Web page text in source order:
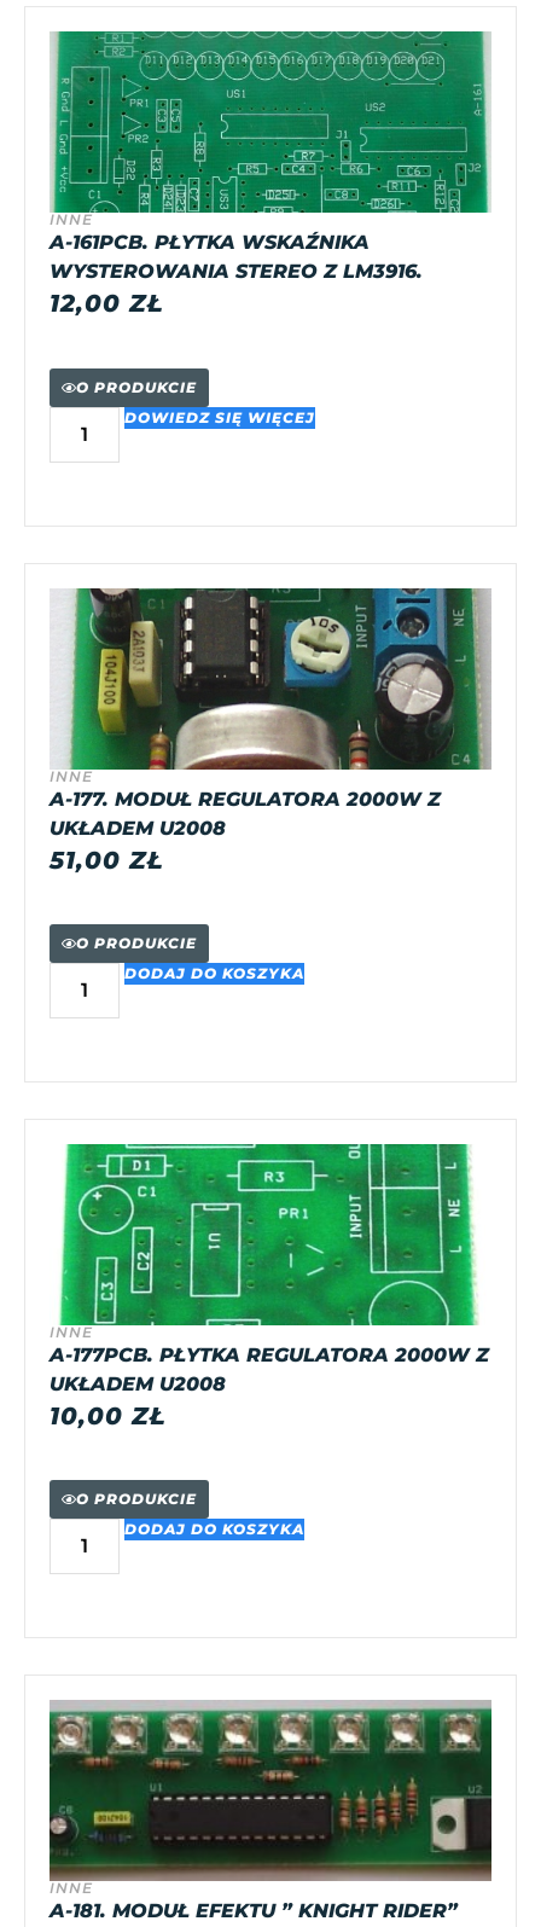
INNE
A-161PCB. PŁYTKA WSKAŹNIKA
WYSTEROWANIA STEREO Z LM3916.
12,00ZŁ
O PRODUKCIE
DOWIEDZ SIĘ WIĘCEJ
INNE
A-177. MODUŁ REGULATORA 2000W Z
UKŁADEM U2008
51,00ZŁ
O PRODUKCIE
DODAJ DO KOSZYKA
INNE
A-177PCB. PŁYTKA REGULATORA 2000W Z
UKŁADEM U2008
10,00ZŁ
O PRODUKCIE
DODAJ DO KOSZYKA
INNE
A-181. MODUŁ EFEKTU ” KNIGHT RIDER”